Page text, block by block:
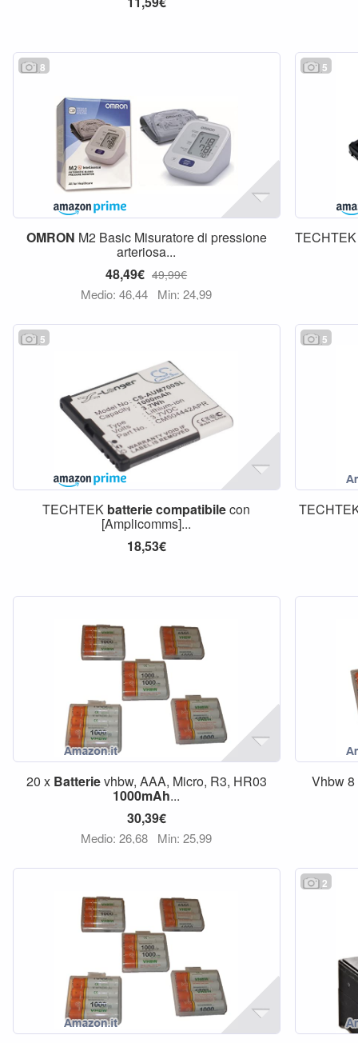
8
OMRON M2 Basic Misuratore di pressione
arteriosa...
48,49€ 49,99€
Medio: 46,44 Min: 24,99
5
5
TECHTEK batteriecompatibilecon
[Amplicomms]...
18,53€
5
20 x Batterievhbw, AAA, Micro, R3, HR03
1000mAh...
30,39€
Medio: 26,68 Min: 25,99
Vhbw
2